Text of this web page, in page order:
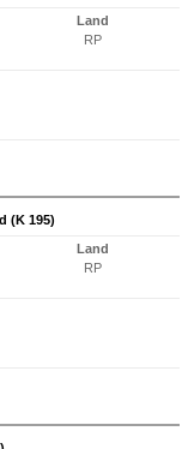
Land
RP
(K 195)
Land
RP